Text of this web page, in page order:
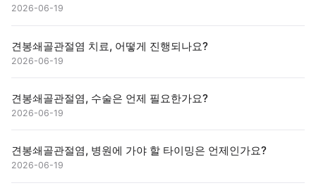
2026-06-19
견봉쇄골관절염 치료, 어떻게 진행되나요?
2026-06-19
견봉쇄골관절염, 수술은 언제 필요한가요?
2026-06-19
견봉쇄골관절염, 병원에 가야 할 타이밍은 언제인가요?
2026-06-19